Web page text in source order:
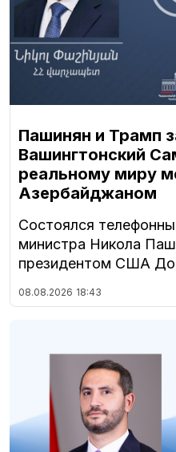
Пашинян и Трамп
Вашингтонский
реальному миру
Азербайджаном
Состоялся
министра Никола
президентом США
08.08.2026 18:43